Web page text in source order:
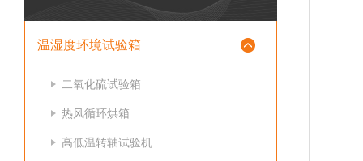
温湿度环境试验箱
二氧化硫试验箱
热风循环烘箱
高低温转轴试验机